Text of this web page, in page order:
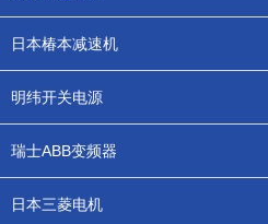
日本椿本减速机
明纬开关电源
瑞士ABB变频器
日本三菱电机